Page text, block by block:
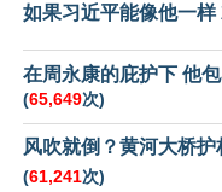
如果习近平能像他一样
在周永康的庇护下 他
(65,649次)
风吹就倒？黄河大桥
(61,241次)